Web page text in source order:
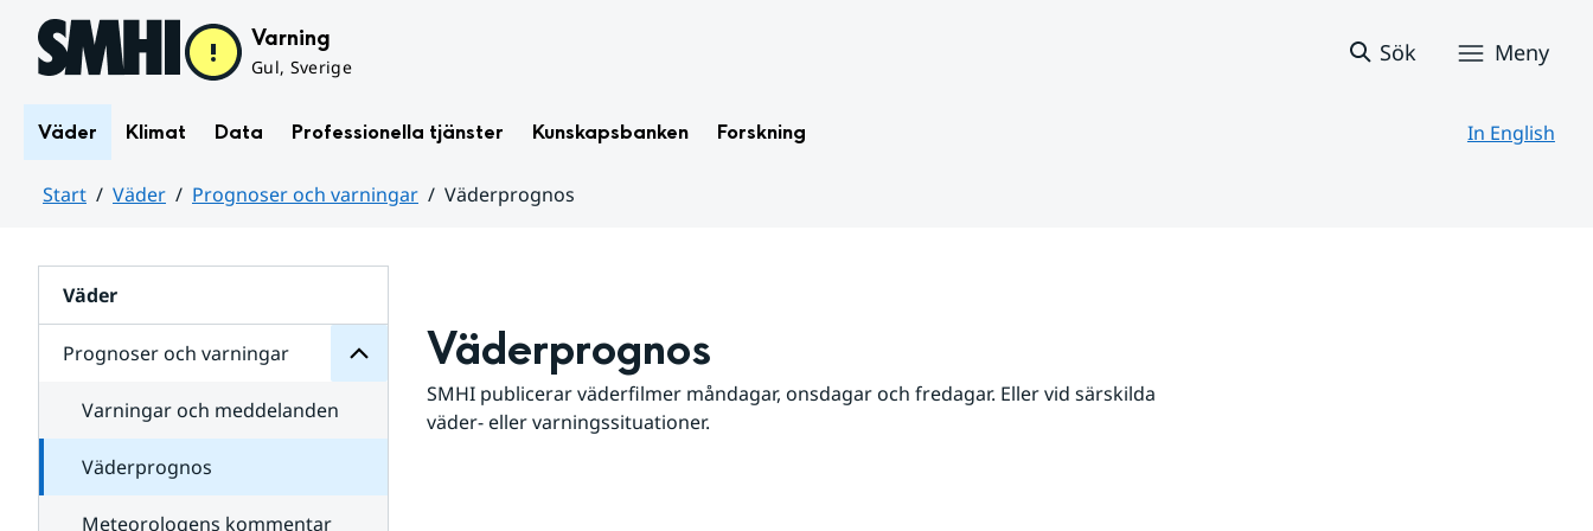
Hoppa till sidans innehåll Varning
Gul, Sverige
Sök Meny
Väder Klimat Data Professionella tjänster Kunskapsbanken Forskning In English
Start Väder Prognoser och varningar
Väderprognos
Väder
Prognoser och varningar
för
varningar
Varningar och meddelanden
Väderprognos
Meteorologens kommentar
Väderprognos
SMHI publicerar väderfilmer måndagar, onsdagar och fredagar. Eller vid särskilda
väder- eller varningssituationer.